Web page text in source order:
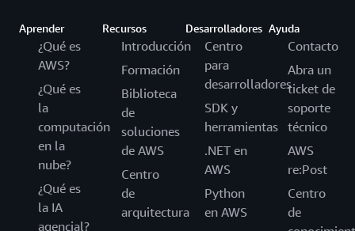
Aprender
¿Qué es
AWS?
¿Qué es
la
computación
en la
nube?
¿Qué es
la IA
agencial?
Recursos
Introducción
Formación
Biblioteca
de
soluciones
de AWS
Centro
de
arquitectura
Desarrolladores
Centro
para
desarrolladores
SDK y
herramientas
.NET en
AWS
Python
en AWS
Ayuda
Contacto
Abra un
ticket de
soporte
técnico
AWS
re:Post
Centro
de